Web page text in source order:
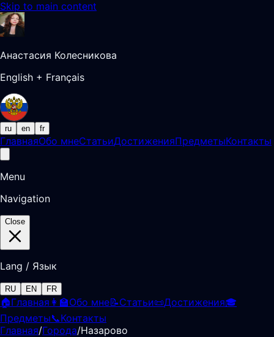
Skip to main content
Анастасия Колесникова
English + Français
ru en fr
ГлавнаяОбо мнеСтатьиДостиженияПредметыКонтакты
Menu
Navigation
Close
Lang / Язык
RU EN FR
🏠Главная 👩‍🏫Обо мне📝Статьи📜Достижения🎓
Предметы📞Контакты
Главная/Города/Назарово